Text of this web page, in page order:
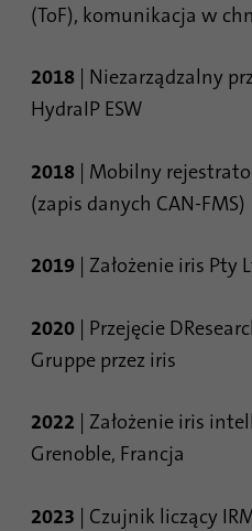
(ToF), komunikacja w
2018 | Niezarządzalny
HydraIP ESW
2018 | Mobilny
(zapis danych CAN-FMS)
2019 | Założenie iris Pty
2020 | Przejęcie
Gruppe przez iris
2022 | Założenie iris
Grenoble, Francja
2023 | Czujnik liczący